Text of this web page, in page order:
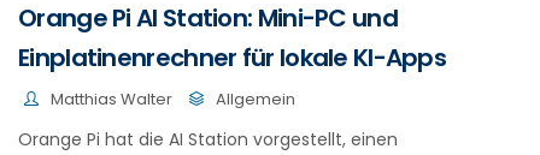
Orange Pi AI Station: Mini-PC und
Einplatinenrechner für lokale KI-Apps
Matthias Walter Allgemein
Orange Pi hat die AI Station vorgestellt, einen